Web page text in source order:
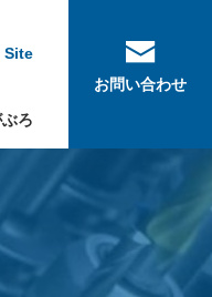
Site
ろ
お問い合わせ